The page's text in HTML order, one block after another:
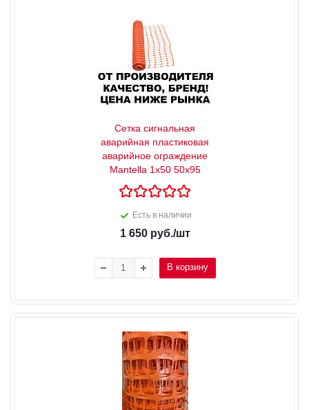
Сетка сигнальная
аварийная пластиковая
аварийное ограждение
Mantella 1х50 50х95
Есть в наличии
1 650руб./шт
В корзину